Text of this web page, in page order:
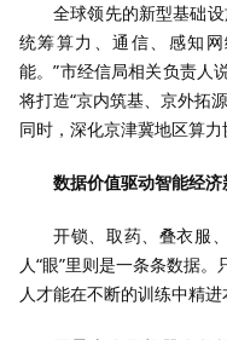
全球领先的新型基础
统筹算力、通信、感知
能。”市经信局相关负责人
将打造“京内筑基、京外拓
同时，深化京津冀地区算力
数据价值驱动智能经济
开锁、取药、叠衣服
人“眼”里则是一条条数据
人才能在不断的训练中精进